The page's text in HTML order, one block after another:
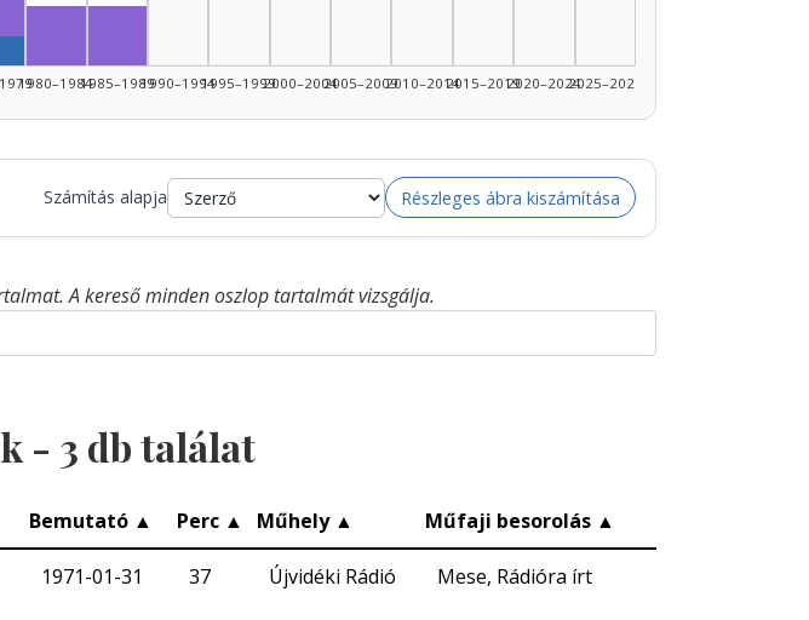
1975–1979: 1
1980–19841985–19891990–19941995–19992000–20042005–20092010–20142015–20192020–20242025–2026
Számítás alapja Részleges ábra kiszámítása
A kereső minden oszlop tartalmát vizsgálja.
- 3 db találat
Bemutató ▲ Perc ▲ Műhely ▲ Műfaji besorolás ▲
1971-01-31 37 Újvidéki Rádió Mese, Rádióra írt